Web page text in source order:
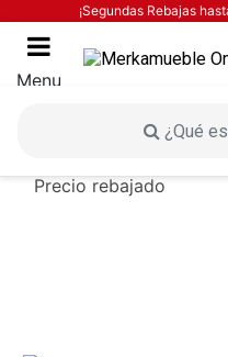
¡Segundas Rebajas
Menu
120 cm color madera nogal
Precio rebajado